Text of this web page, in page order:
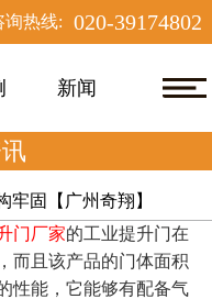
询热线: 020-39174802
新闻
牢固【广州奇翔】
门厂家的工业提升门在
而且该产品的门体面积
性能，它能够有配备气